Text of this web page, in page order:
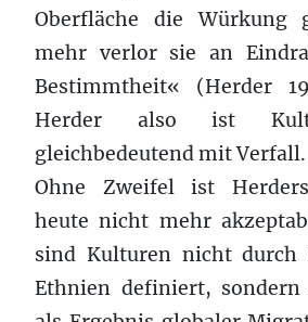
Oberfläche die Würkung
mehr verlor sie an
Bestimmtheit« (Herder
Herder also ist
gleichbedeutend mit Verfall.
Ohne Zweifel ist
heute nicht mehr
sind Kulturen nicht durch
Ethnien definiert,